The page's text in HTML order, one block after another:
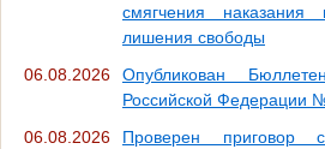
смягчения
лишения свободы
06.08.2026
Опубликован
Российской Федерации
06.08.2026
Проверен приговор